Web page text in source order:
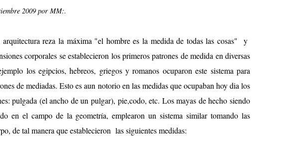
2009 por MM:.
reza la máxima "el hombre es la medida de todas las cosas" y
corporales se establecieron los primeros patrones de medida en diversas
los egipcios, hebreos, griegos y romanos ocuparon este sistema para
de mediadas. Esto es aun notorio en las medidas que ocupaban hoy dia los
pulgada (el ancho de un pulgar), pie,codo, etc. Los mayas de hecho siendo
en el campo de la geometría, emplearon un sistema similar tomando las
de tal manera que establecieron las siguientes medidas: